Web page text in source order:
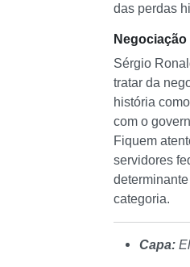
das perdas
Sérgio
tratar da
história
com o
Fiquem
servidores
categoria.
Capa: